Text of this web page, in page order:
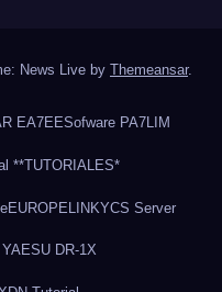
News Live by Themeansar.
EA7EESofware PA7LIM
**TUTORIALES*
EUROPELINKYCS Server
DR-1X